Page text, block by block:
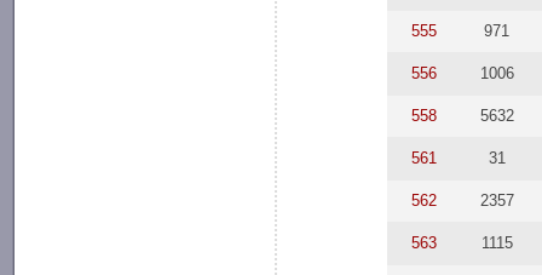
555 971
556 1006
558 5632
561 31
562 2357
563 1115